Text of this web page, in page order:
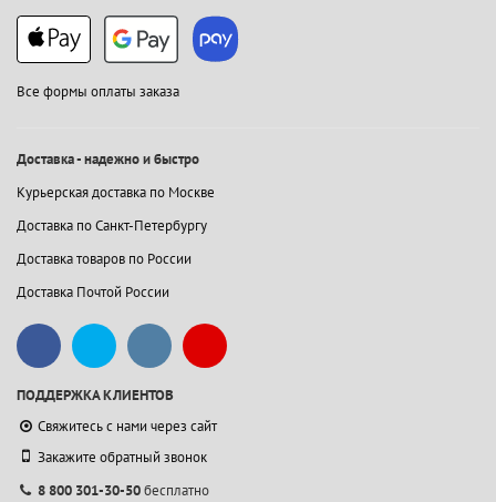
Все формы оплаты заказа
Доставка - надежно и быстро
Курьерская доставка по Москве
Доставка по Санкт-Петербургу
Доставка товаров по России
Доставка Почтой России
ПОДДЕРЖКА КЛИЕНТОВ
Свяжитесь с нами через сайт
Закажите обратный звонок
8 800 301-30-50бесплатно